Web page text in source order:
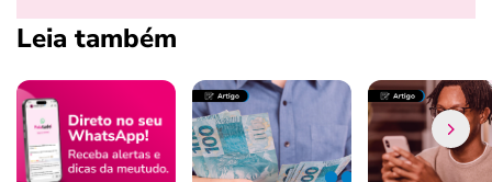
Leia também